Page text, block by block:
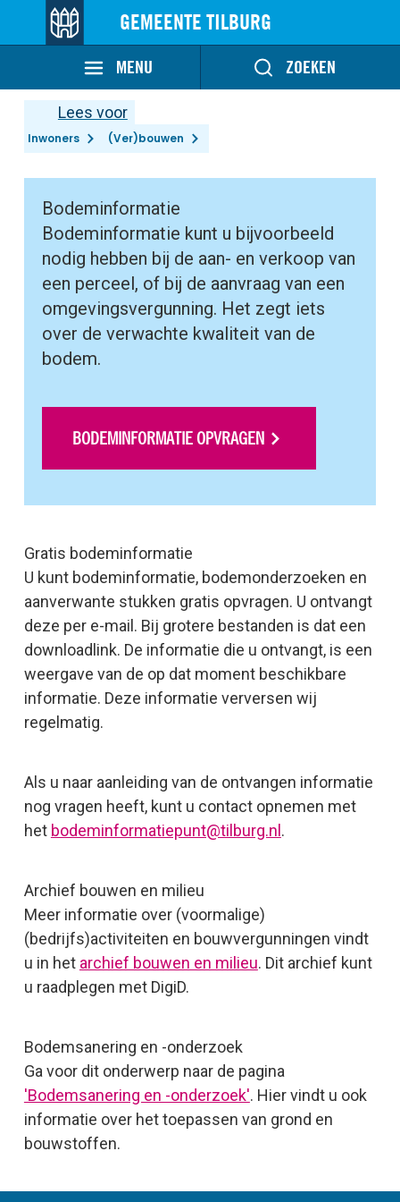
GEMEENTE TILBURG
MENU ZOEKEN
Inwoners (Ver)bouwen
Lees voor
Bodeminformatie
Bodeminformatie kunt u bijvoorbeeld
nodig hebben bij de aan- en verkoop van
een perceel, of bij de aanvraag van een
omgevingsvergunning. Het zegt iets
over de verwachte kwaliteit van de
bodem.
BODEMINFORMATIE OPVRAGEN
Gratis bodeminformatie
U kunt bodeminformatie, bodemonderzoeken en
aanverwante stukken gratis opvragen. U ontvangt
deze per e-mail. Bij grotere bestanden is dat een
downloadlink. De informatie die u ontvangt, is een
weergave van de op dat moment beschikbare
informatie. Deze informatie verversen wij
regelmatig.
Als u naar aanleiding van de ontvangen informatie
nog vragen heeft, kunt u contact opnemen met
het bodeminformatiepunt@tilburg.nl .
Archief bouwen en milieu
Meer informatie over (voormalige)
(bedrijfs)activiteiten en bouwvergunningen vindt
u in het archief bouwen en milieu. Dit archief kunt
u raadplegen met DigiD.
Bodemsanering en -onderzoek
Ga voor dit onderwerp naar de pagina
'Bodemsanering en -onderzoek'. Hier vindt u ook
informatie over het toepassen van grond en
bouwstoffen.